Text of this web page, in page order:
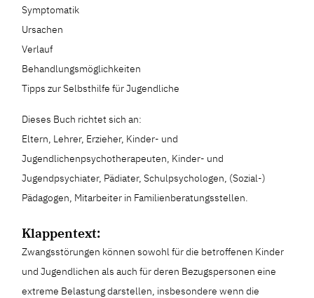
Symptomatik
Ursachen
Verlauf
Behandlungsmöglichkeiten
Tipps zur Selbsthilfe für Jugendliche
Dieses Buch richtet sich an:
Eltern, Lehrer, Erzieher, Kinder- und
Jugendlichenpsychotherapeuten, Kinder- und
Jugendpsychiater, Pädiater, Schulpsychologen, (Sozial-)
Pädagogen, Mitarbeiter in Familienberatungsstellen.
Klappentext:
Zwangsstörungen können sowohl für die betroffenen Kinder
und Jugendlichen als auch für deren Bezugspersonen eine
extreme Belastung darstellen, insbesondere wenn die